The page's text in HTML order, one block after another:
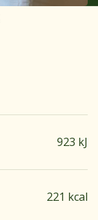
923 kJ
221 kcal